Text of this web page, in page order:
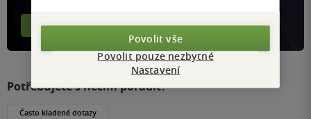
Více o aplikaci Více o klubu
Potřebujete s něčím poradit?
Často kladené dotazy
Povolit vše
Povolit pouze nezbytné
Nastavení